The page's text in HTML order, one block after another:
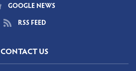
GOOGLE NEWS
RSS FEED
CONTACT US